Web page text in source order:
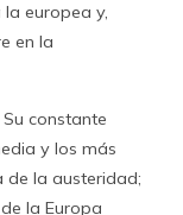
europea y,
en la
constante
y los más
de la austeridad;
la Europa